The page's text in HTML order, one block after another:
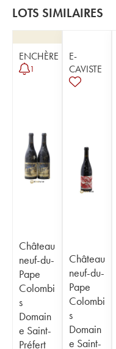
LOTS SIMILAIRES
ENCHÈRE
1
Château
neuf-du-
Pape
Colombi
s
Domain
e Saint-
Préfert
E-
CAVISTE
Château
neuf-du-
Pape
Colombi
s
Domain
e Saint-